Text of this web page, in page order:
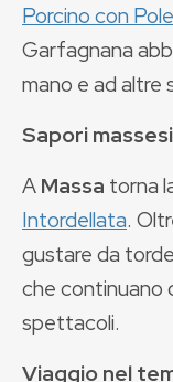
Porcino con
Garfagnana
mano e ad altre
Sapori massesi
AMassa torna
Intordellata.
gustare da
che continuano
spettacoli.
Viaggio nel